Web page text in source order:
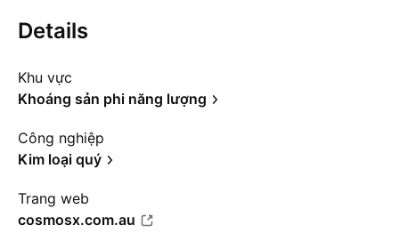
Details
Khu vực
Khoáng sản phi năng lượng
Công nghiệp
Kim loại quý
Trang web
cosmosx.com.au